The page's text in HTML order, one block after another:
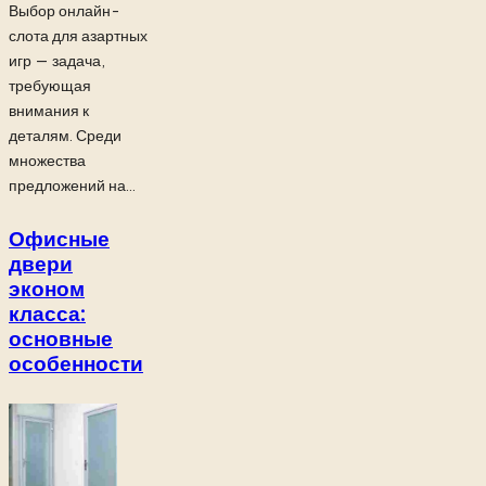
Выбор онлайн-
слота для азартных
игр — задача,
требующая
внимания к
деталям. Среди
множества
предложений на...
Офисные
двери
эконом
класса:
основные
особенности